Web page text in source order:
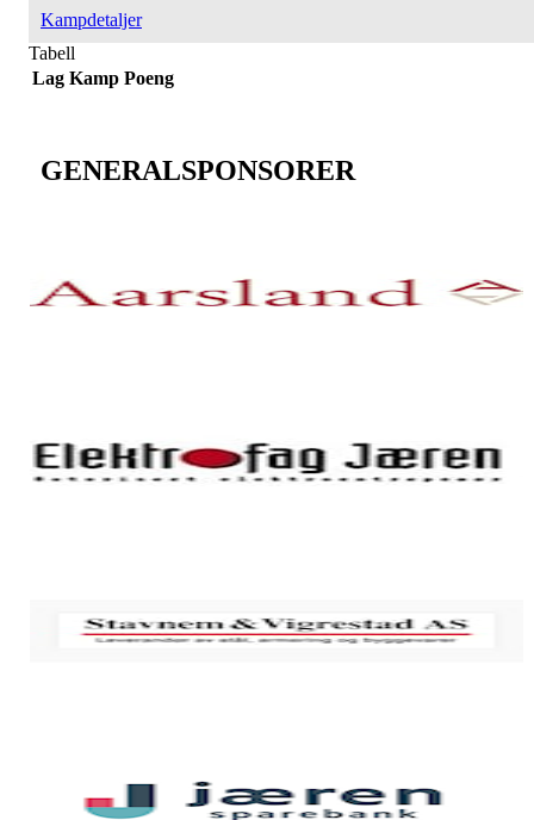
Kampdetaljer
Tabell
Lag Kamp Poeng
GENERALSPONSORER